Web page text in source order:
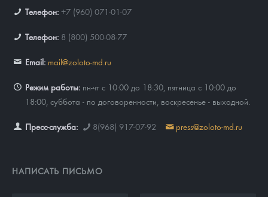
Телефон: +7 (960) 071-01-07
Телефон: 8 (800) 500-08-77
Email: mail@zoloto-md.ru
Режим работы: пн-чт с 10:00 до 18:30, пятница с 10:00 до
18:00, суббота - по договоренности, воскресенье - выходной.
Пресс-служба: 8(968) 917-07-92 press@zoloto-md.ru
НАПИСАТЬ ПИСЬМО